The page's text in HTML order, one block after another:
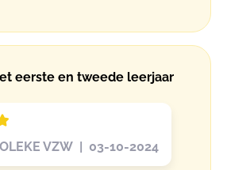
eerste en tweede leerjaar
VZW | 03-10-2024